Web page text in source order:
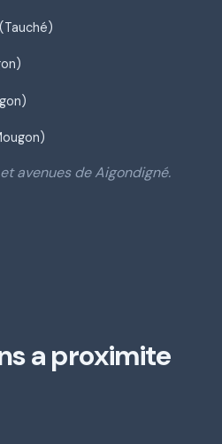
avenues de Aigondigné.
a proximite